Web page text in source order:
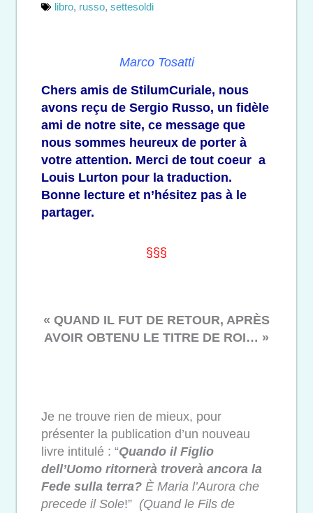
libro, russo, settesoldi
Marco Tosatti
Chers amis de StilumCuriale, nous
avons reçu de Sergio Russo, un fidèle
ami de notre site, ce message que
nous sommes heureux de porter à
votre attention. Merci de tout coeur a
Louis Lurton pour la traduction.
Bonne lecture et n’hésitez pas à le
partager.
§§§
« QUAND IL FUT DE RETOUR, APRÈS
AVOIR OBTENU LE TITRE DE ROI… »
Je ne trouve rien de mieux, pour
présenter la publication d’un nouveau
livre intitulé : “Quando il Figlio
dell’Uomo ritornerà troverà ancora la
Fede sulla terra? È Maria l’Aurora che
precede il Sole!” (Quand le Fils de